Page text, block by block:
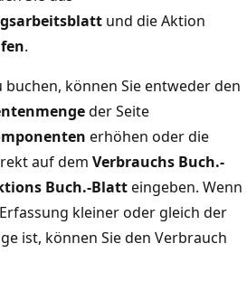
und die Aktion
.
können Sie entweder den
der Seite
erhöhen oder die
auf dem Verbrauchs Buch.-
Buch.-Blatteingeben. Wenn
kleiner oder gleich der
ist, können Sie den Verbrauch